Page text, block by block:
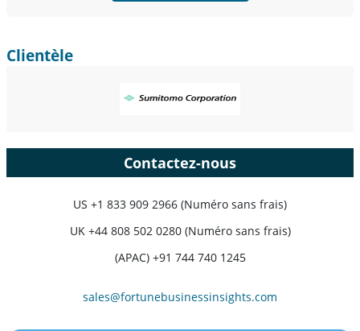
Clientèle
Contactez-nous
US +1 833 909 2966 (Numéro sans frais)
UK +44 808 502 0280 (Numéro sans frais)
(APAC) +91 744 740 1245
sales@fortunebusinessinsights.com